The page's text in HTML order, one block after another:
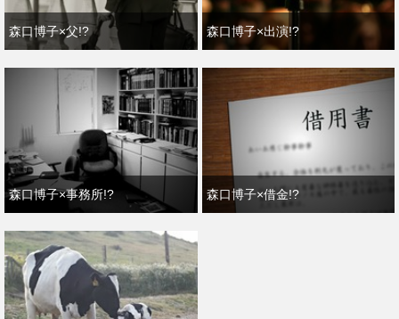
森口博子×父!? 森口博子×出演!?
森口博子×事務所!? 森口博子×借金!?